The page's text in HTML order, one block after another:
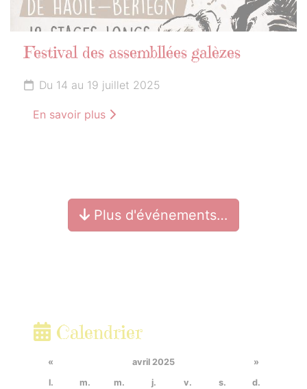
Festival des assembllées galèzes
Du 14 au 19 juillet 2025
En savoir plus
Plus d'événements…
Calendrier
« avril 2025
»
l.
m. m. j. v. s. d.